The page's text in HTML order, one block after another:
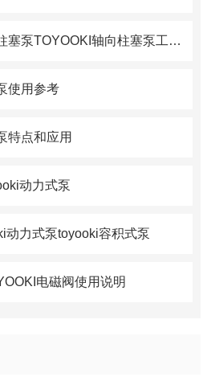
掌握TOYOOKI径向柱塞泵TOYOOKI轴向柱塞泵工作原理
使用参考
特点和应用
动力式泵
动力式泵toyooki容积式泵
电磁阀使用说明